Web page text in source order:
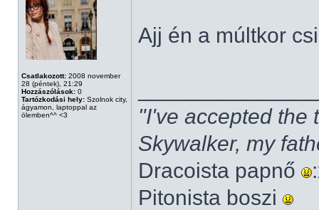
Csatlakozott: 2008 november
28 (péntek), 21:29
Hozzászólások: 0
Tartózkodási hely: Szolnok city,
ágyamon, laptoppal az
ölemben^^ <3
Ajj én a múltkor
"I've accepted the
Skywalker, my
Dracoista papnő
Pitonista boszi